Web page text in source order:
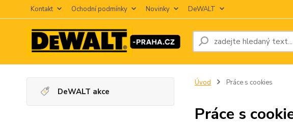
Kontakt Ochodní podmínky Novinky DeWALT
DeWALT akce
Úvod Práce s cookies
Práce s